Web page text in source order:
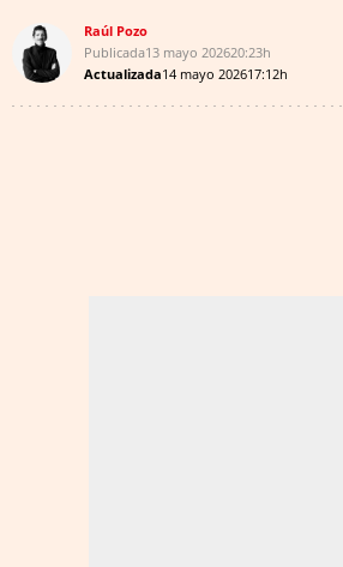
Raúl Pozo
Publicada13 mayo 202620:23h
Actualizada14 mayo 202617:12h